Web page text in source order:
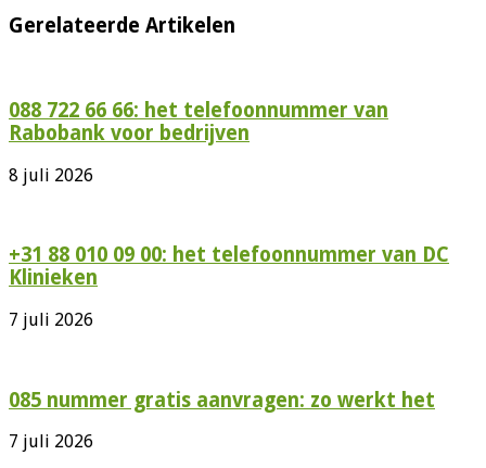
Gerelateerde Artikelen
088 722 66 66: het telefoonnummer van
Rabobank voor bedrijven
8 juli 2026
+31 88 010 09 00: het telefoonnummer van DC
Klinieken
7 juli 2026
085 nummer gratis aanvragen: zo werkt het
7 juli 2026